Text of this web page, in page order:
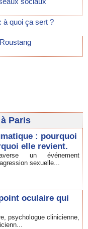
à quoi ça sert ?
Paris
: pourquoi
elle revient.
un événement
sexuelle...
oculaire qui
psychologue clinicienne,